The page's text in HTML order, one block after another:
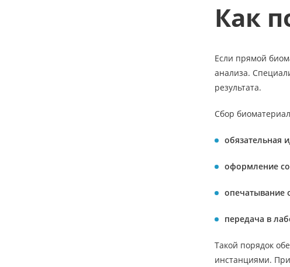
Как
Если прямой
анализа.
результата.
Сбор
обязательная
оформление
опечатывание
передача в
Такой порядок
инстанциями.